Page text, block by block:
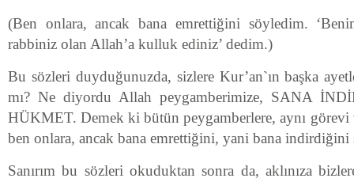
(Ben onlara, ancak bana emrettiğini söyledim.
rabbiniz olan Allah’a kulluk ediniz’ dedim.)
Bu sözleri duyduğunuzda, sizlere Kur’an`ın başka
mı? Ne diyordu Allah peygamberimize, SANA
HÜKMET. Demek ki bütün peygamberlere, aynı görevi
ben onlara, ancak bana emrettiğini, yani bana
Sanırım bu sözleri okuduktan sonra da, aklınıza